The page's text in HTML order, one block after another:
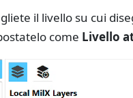
il livello su cui
come Livello